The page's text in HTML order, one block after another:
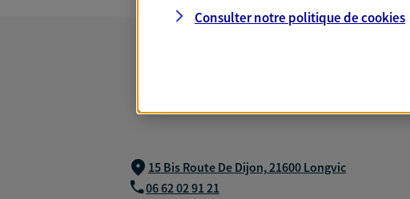
15 Bis Route De Dijon,21600 Longvic
06 62 02 91 21
Consulter notre politique decookies